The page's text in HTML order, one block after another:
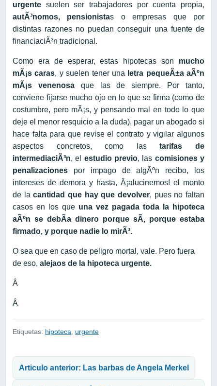
urgente suelen ser trabajadores por cuenta propia,
autÃ³nomos, pensionistas o empresas que por
distintas razones no puedan conseguir una fuente de
financiaciÃ³n tradicional.
Como era de esperar, estas hipotecas son mucho
mÃ¡s caras, y suelen tener unaletra pequeÃ±a aÃºn
mÃ¡s venenosaque las de siempre. Por tanto,
conviene fijarse mucho ojo en lo que se firma (como de
costumbre, pero mÃ¡s, y pensando mal en todo lo que
deje el menor resquicio a la duda), pagar un abogado si
hace falta para que revise el contrato y vigilar algunos
aspectos concretos, como lastarifas de
intermediaciÃ³n, el estudio previo, las comisiones y
penalizaciones por impago de algÃºn recibo, los
intereses de demora y hasta, Â¡alucinemos! el monto
de lacantidad que hay que devolver, pues no faltan
casos en los que una vez pagada toda la hipoteca
aÃºn se debÃ­a dinero porque sÃ­, porque estaba
firmado, y porque nadie lo mirÃ³.
O sea que en caso de peligro mortal, vale. Pero fuera
de eso, alejaos de la hipoteca urgente.
Â
Â
Etiquetas: hipoteca, urgente
Navegación de entradas
Articulo anterior: Las barbas de Angela Merkel